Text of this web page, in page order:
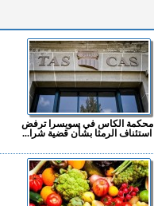
محكمة الكاس في سويسرا ترفض
استئناف الرمثا بشأن قضية شرا...